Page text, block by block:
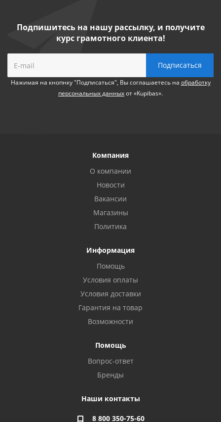
Подпишитесь на нашу рассылку, и получите
курс грамотного клиента!
Нажимая на кнопнку "Подписаться", Вы соглашаетесь на обработку
персональных данныхот «Kupibas».
Компания
О компании
Новости
Вакансии
Магазины
Политика
Информация
Помощь
Условия оплаты
Условия доставки
Гарантия на товар
Возможности
Помощь
Вопрос-ответ
Бренды
Наши контакты
8 800 350-75-60